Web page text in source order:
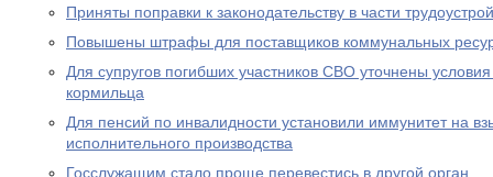
Приняты поправки к законодательству в части
Повышены штрафы для поставщиков коммунальных
Для супругов погибших участников СВО уточнены
кормильца
Для пенсий по инвалидности установили иммунитет на
исполнительного производства
Госслужащим стало проще перевестись в другой орган